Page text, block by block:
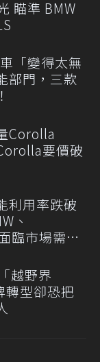
瞄準 BMW
「變得太無
部門，三款
Corolla
要價破
利用率跌破
、
臨市場需求
越野界
型卻恐把